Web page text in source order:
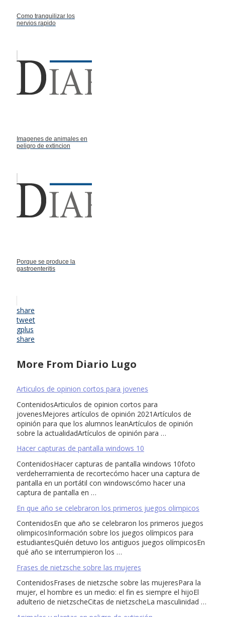
Como tranquilizar los
nervios rapido
Imagenes de animales en
peligro de extincion
Porque se produce la
gastroenteritis
share
tweet
gplus
share
More From Diario Lugo
Articulos de opinion cortos para jovenes
ContenidosArticulos de opinion cortos para
jovenesMejores artículos de opinión 2021Artículos de
opinión para que los alumnos leanArtículos de opinión
sobre la actualidadArtículos de opinión para …
Hacer capturas de pantalla windows 10
ContenidosHacer capturas de pantalla windows 10foto
verdeherramienta de recortecómo hacer una captura de
pantalla en un portátil con windowscómo hacer una
captura de pantalla en …
En que año se celebraron los primeros juegos olimpicos
ContenidosEn que año se celebraron los primeros juegos
olimpicosInformación sobre los juegos olímpicos para
estudiantesQuién detuvo los antiguos juegos olímpicosEn
qué año se interrumpieron los …
Frases de nietzsche sobre las mujeres
ContenidosFrases de nietzsche sobre las mujeresPara la
mujer, el hombre es un medio: el fin es siempre el hijoEl
adulterio de nietzscheCitas de nietzscheLa masculinidad …